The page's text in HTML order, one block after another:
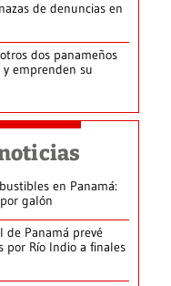
de denuncias en
dos panameños
emprenden su
en Panamá:
galón
de Panamá prevé
por Río Indio a finales